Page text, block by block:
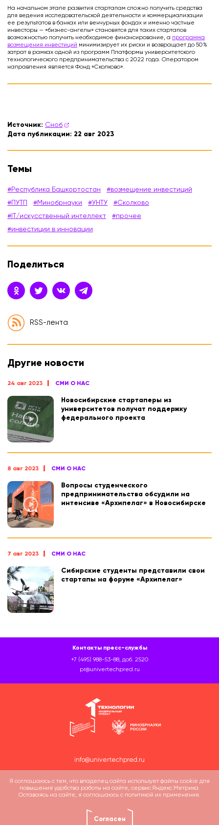
Источник: Сноб
Дата публикации: 22 авг 2023
Темы
#Республика Башкортостан
#возмещение инвестиций
#ПУТП
#Минобрнауки #УНТУ
#Сколково
#IT/искусственный интеллект
#прочее
#инвестиции в инновации
Поделиться
RSS-лента
Другие новости
24 авг 2023 СМИ О НАС
Новосибирские стартаперы из
университетов получат поддержку
федерального проекта
8 авг 2023 СМИ О НАС
Вопросы студенческого
предпринимательства обсудили на
интенсиве «Архипелаг» в Новосибирске
7 авг 2023 СМИ О НАС
Сибирские студенты представили свои
стартапы на форуме «Архипелаг»
На начальном этапе развития стартапам сложно получить средства
для ведения исследовательской деятельности и коммерциализации
ее результатов в банках или венчурных фондах и именно частные
инвесторы — «бизнес-ангелы» становятся для таких стартапов
возможностью получить необходимое финансирование, а программа
возмещения инвестиций минимизирует их риски и возвращает до 50%
затрат в рамках одной из программ Платформы университетского
технологического предпринимательства с 2022 года. Оператором
направления является Фонд «Сколково».
Контакты пресс-службы
+7 (495) 988-53-88, доб. 2520
pr@univertechpred.ru
info@univertechpred.ru
© Платформа университетского технологического
предпринимательства, 2022-2026
Я соглашаюсь с тем, что владелец сайта использует файлы cookie для
повышения удобства работы на сайте, сервис Яндекс.Метрика.
Оставаясь на сайте, я соглашаюсь с политикой их применения.
Согласен